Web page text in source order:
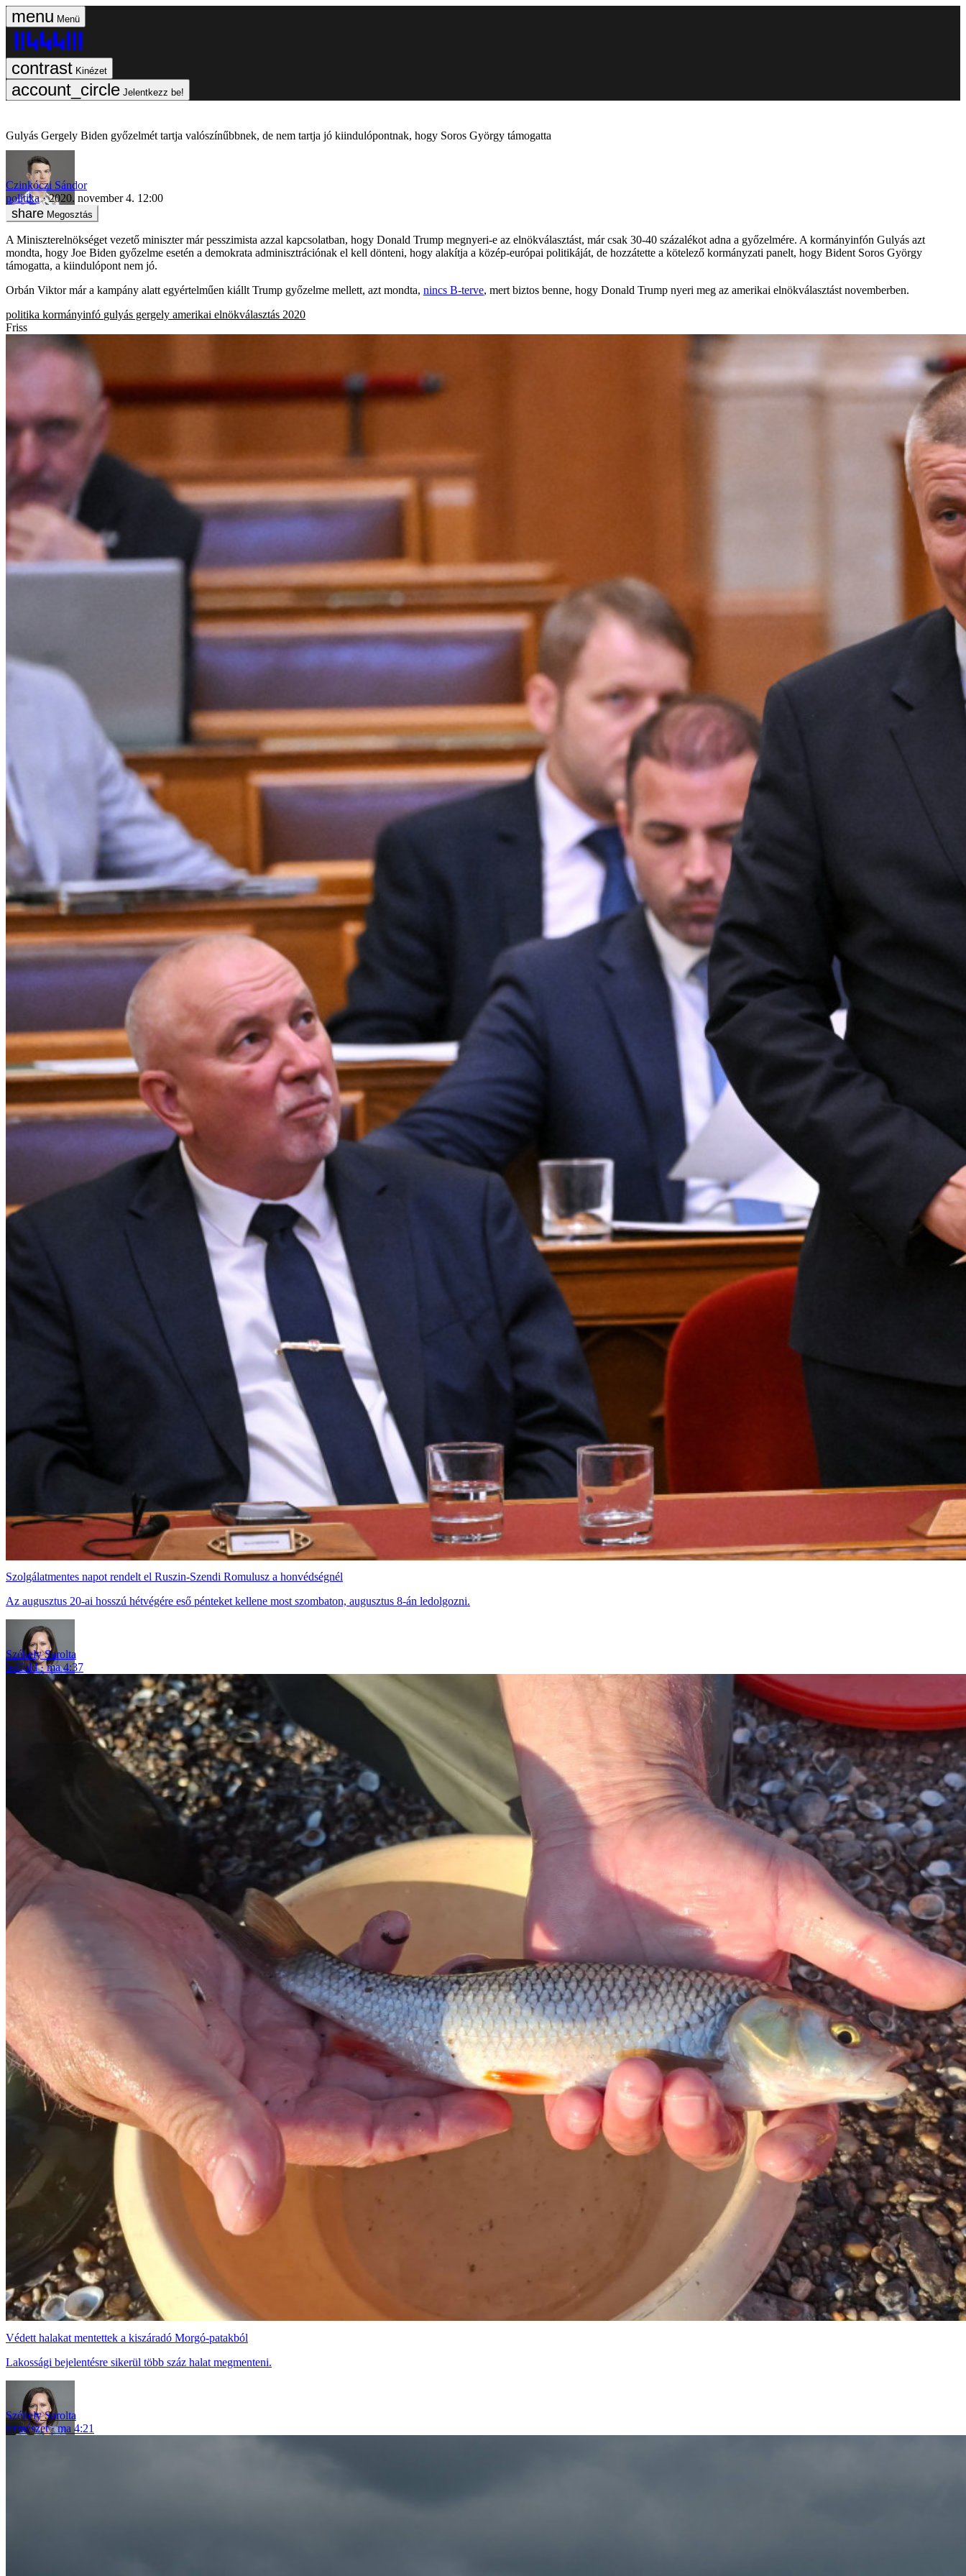
Menü
Kinézet
Jelentkezz be!
Gulyás Gergely Biden győzelmét tartja valószínűbbnek, de nem tartja jó kiindulópontnak, hogy Soros György támogatta
Czinkóczi Sándor
politika
2020. november 4. 12:00
Megosztás
A Miniszterelnökséget vezető miniszter már pesszimista azzal kapcsolatban, hogy Donald Trump megnyeri-e az elnökválasztást, már csak 30-40 százalékot adna a győzelmére. A kormányinfón Gulyás azt
mondta, hogy Joe Biden győzelme esetén a demokrata adminisztrációnak el kell dönteni, hogy alakítja a közép-európai politikáját, de hozzátette a kötelező kormányzati panelt, hogy Bident Soros György
támogatta, a kiindulópont nem jó.
Orbán Viktor már a kampány alatt egyértelműen kiállt Trump győzelme mellett, azt mondta, nincs B-terve, mert biztos benne, hogy Donald Trump nyeri meg az amerikai elnökválasztást novemberben.
politika kormányinfó gulyás gergely amerikai elnökválasztás 2020
Friss
Szolgálatmentes napot rendelt el Ruszin-Szendi Romulusz a honvédségnél
Az augusztus 20-ai hosszú hétvégére eső pénteket kellene most szombaton, augusztus 8-án ledolgozni.
Székely Sarolta
belföld
ma 4:37
Védett halakat mentettek a kiszáradó Morgó-patakból
Lakossági bejelentésre sikerül több száz halat megmenteni.
Székely Sarolta
természet
ma 4:21